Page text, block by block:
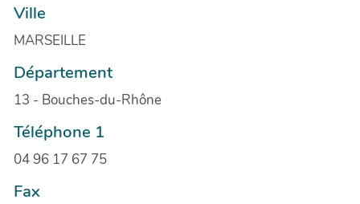
Ville
MARSEILLE
Département
13 - Bouches-du-Rhône
Téléphone 1
04 96 17 67 75
Fax